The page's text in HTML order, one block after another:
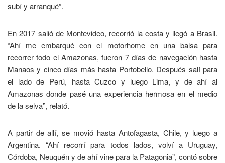
subí y arranqué”.
En 2017 salió de Montevideo, recorrió la costa y llegó a Brasil.
“Ahí me embarqué con el motorhome en una balsa para
recorrer todo el Amazonas, fueron 7 días de navegación hasta
Manaos y cinco días más hasta Portobello. Después salí para
el lado de Perú, hasta Cuzco y luego Lima, y de ahí al
Amazonas donde pasé una experiencia hermosa en el medio
de la selva”, relató.
A partir de allí, se movió hasta Antofagasta, Chile, y luego a
Argentina. “Ahí recorrí para todos lados, volví a Uruguay,
Córdoba, Neuquén y de ahí vine para la Patagonia”, contó sobre